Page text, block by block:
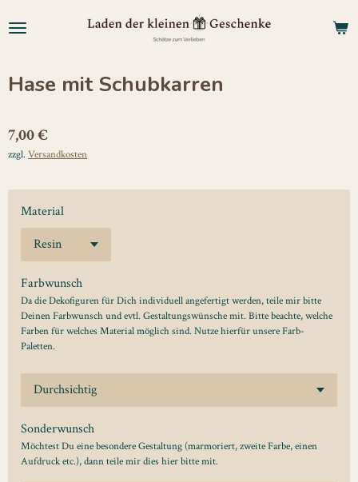
Hauptinhalt
Hase mit Schubkarren
7,00 €
zzgl.Versandkosten
Material
Farbwunsch
Da die Dekofiguren für Dich individuell angefertigt werden, teile mir bitte
Deinen Farbwunsch und evtl. Gestaltungswünsche mit. Bitte beachte, welche
Farben für welches Material möglich sind. Nutze hierfür unsere Farb-
Paletten.
Sonderwunsch
Möchtest Du eine besondere Gestaltung (marmoriert, zweite Farbe, einen
Aufdruck etc.), dann teile mir dies hier bitte mit.